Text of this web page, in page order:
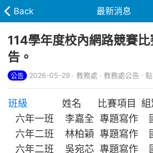
Back 最新消息
114學年度校內網路競賽
告。
公告 2026-05-29 · 教務處 · 教務處公告 ·
班級 姓名 比賽項目 組
六年一班
李嘉全 專題寫作
六年二班
林柏穎 專題寫作
六年二班
吳宛芯 專題寫作